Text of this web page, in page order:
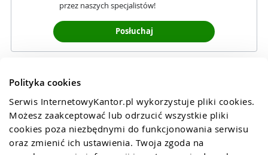
Polityka cookies
Serwis InternetowyKantor.pl wykorzystuje pliki cookies.
Możesz zaakceptować lub odrzucić wszystkie pliki
cookies poza niezbędnymi do funkcjonowania serwisu
oraz zmienić ich ustawienia. Twoja zgoda na
przez naszych specjalistów!
Posłuchaj